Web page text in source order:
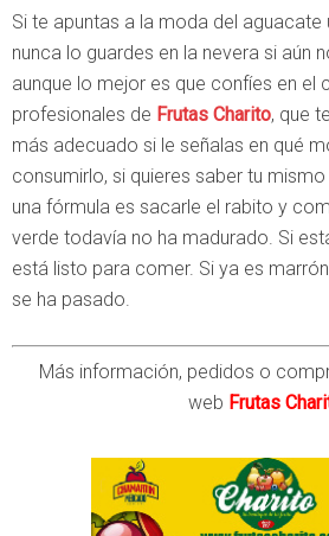
Si te apuntas a la moda del aguacate
nunca lo guardes en la nevera si aún
aunque lo mejor es que confíes en el
profesionales de Frutas Charito, que
más adecuado si le señalas en qué
consumirlo, si quieres saber tu
una fórmula es sacarle el rabito y
verde todavía no ha madurado. Si
está listo para comer. Si ya es
se ha pasado.
Más información, pedidos o
web Frutas